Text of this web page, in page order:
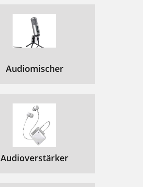
Audiomischer
Audioverstärker